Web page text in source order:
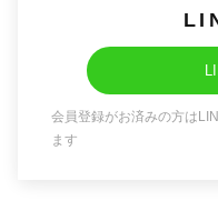
会員登録がお済みの方は
ます